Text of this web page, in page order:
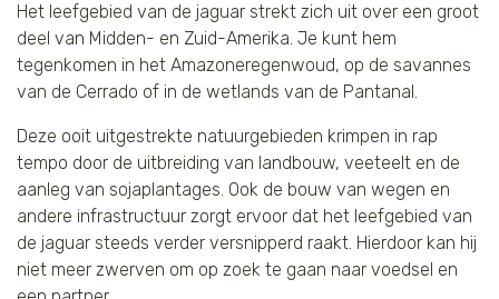
Het leefgebied van de jaguar strekt zich uit over een groot
deel van Midden- en Zuid-Amerika. Je kunt hem
tegenkomen in het Amazoneregenwoud, op de savannes
van de Cerrado of in de wetlands van de Pantanal.
Deze ooit uitgestrekte natuurgebieden krimpen in rap
tempo door de uitbreiding van landbouw, veeteelt en de
aanleg van sojaplantages. Ook de bouw van wegen en
andere infrastructuur zorgt ervoor dat het leefgebied van
de jaguar steeds verder versnipperd raakt. Hierdoor kan hij
niet meer zwerven om op zoek te gaan naar voedsel en